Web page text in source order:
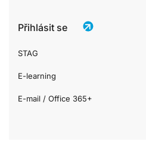
Přihlásit se
STAG
E-learning
E-mail / Office 365+